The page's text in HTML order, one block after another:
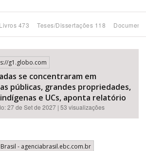
Livros 473 Teses/Dissertações 118
g1.globo.com
se concentraram em
públicas, grandes propriedades,
e UCs, aponta relatório
27 de Set de 2027 | 53 visualizações
- agenciabrasil.ebc.com.br